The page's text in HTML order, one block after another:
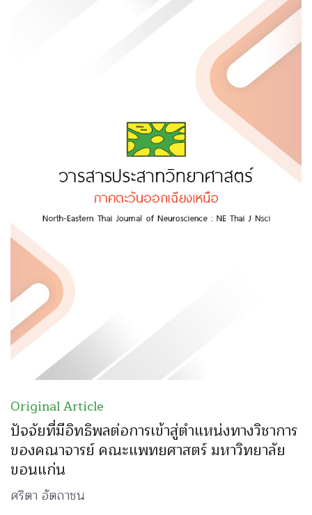
Original Article
ปัจจัยที่มีอิทธิพลต่อการเข้าสู่ตำแหน่งทางวิชาการ
ของคณาจารย์ คณะแพทยศาสตร์ มหาวิทยาลัย
ขอนแก่น
ศริตา อัตถาชน